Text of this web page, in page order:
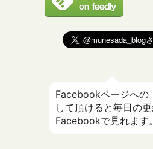
Facebookページへの
して頂けると毎日の
Facebookで見れます。